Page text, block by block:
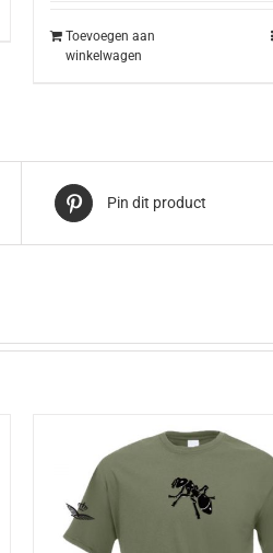
Toevoegen aan
winkelwagen
Pin dit product